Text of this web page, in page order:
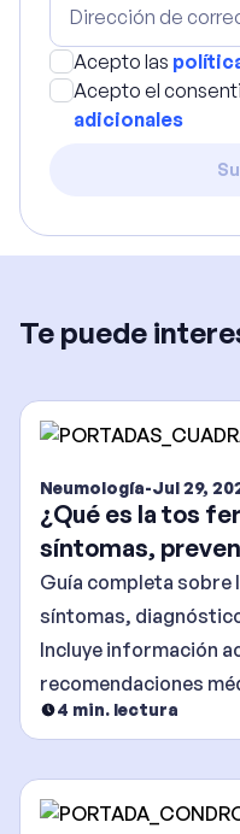
Acepto las
Acepto el
adicionales
Te puede
Neumología-Jul 29,
¿Qué es la tos
síntomas,
Guía completa sobre
síntomas,
Incluye información
recomendaciones
4 min. lectura